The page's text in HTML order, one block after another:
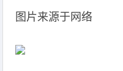
图片来源于网络